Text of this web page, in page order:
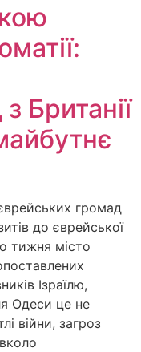
Британії
громад
до єврейської
тижня місто
Ізраїлю,
Одеси це не
війни, загроз